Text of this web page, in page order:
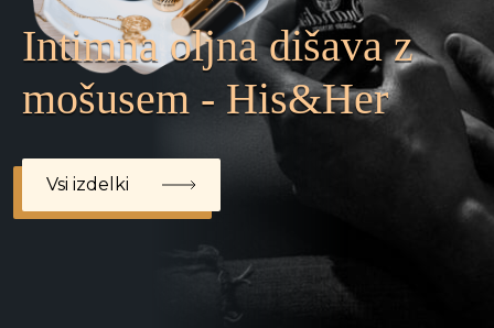
Intimna oljna dišava z
mošusem - His&Her
Vsi izdelki